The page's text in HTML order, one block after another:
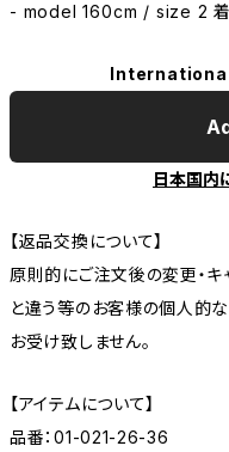
- model 160cm / size 2
日本国内
【返品交換について】
原則的にご注文後の変更・キ
と違う等のお客様の個人的
お受け致しません。
【アイテムについて】
品番：01-021-26-36